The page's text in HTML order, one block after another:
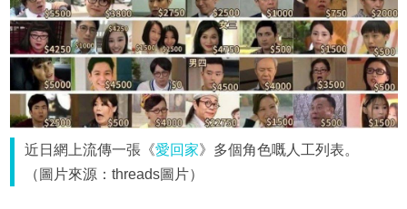
近日網上流傳一張《愛回家》多個角色嘅人工列表。
（圖片來源：threads圖片）